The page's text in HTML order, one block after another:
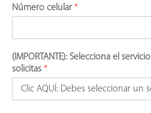
Número celular *
(IMPORTANTE): Selecciona el
solicitas *